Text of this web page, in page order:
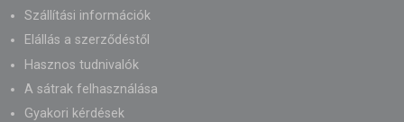
Szállítási információk
Elállás a szerződéstől
Hasznos tudnivalók
A sátrak felhasználása
Gyakori kérdések